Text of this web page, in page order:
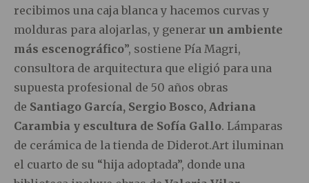
recibimos una caja blanca y hacemos curvas y
molduras para alojarlas, y generar un ambiente
más escenográfico”, sostiene Pía Magri,
consultora de arquitectura que eligió para una
supuesta profesional de 50 años obras
de Santiago García, Sergio Bosco, Adriana
Carambia y escultura de Sofía Gallo. Lámparas
de cerámica de la tienda de Diderot.Art iluminan
el cuarto de su “hija adoptada”, donde una